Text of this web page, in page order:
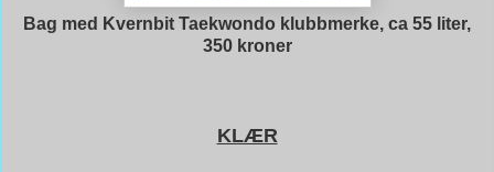
Bag med Kvernbit Taekwondo klubbmerke, ca 55 liter,
350 kroner
KLÆR